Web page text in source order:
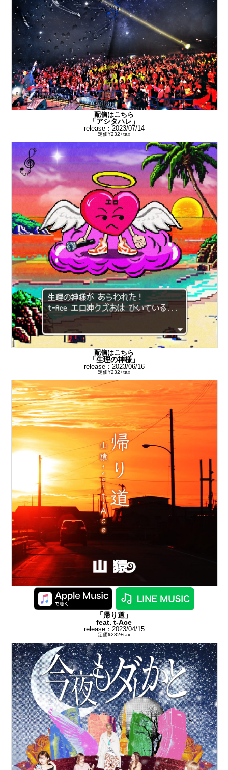
配信はこちら
「アシタハレ」
release：2023/07/14
定価¥232+tax
配信はこちら
「生理の神様」
release：2023/06/16
定価¥232+tax
「帰り道」
feat. t-Ace
release：2023/04/15
定価¥232+tax